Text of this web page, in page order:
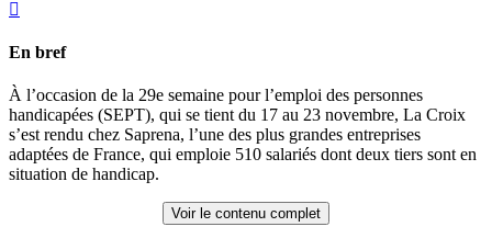
En bref
À l’occasion de la 29e semaine pour l’emploi des personnes
handicapées (SEPT), qui se tient du 17 au 23 novembre, La Croix
s’est rendu chez Saprena, l’une des plus grandes entreprises
adaptées de France, qui emploie 510 salariés dont deux tiers sont en
situation de handicap.
Voir le contenu complet